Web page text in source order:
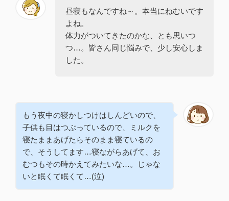
昼寝もなんですね～。本当にねむいです
よね。
体力がついてきたのかな、とも思いつ
つ…。皆さん同じ悩みで、少し安心しま
した。
もう夜中の寝かしつけはしんどいので、
子供も目はつぶっているので、ミルクを
寝たままあげたらそのまま寝ているの
で、そうしてます…寝ながらあげて、お
むつもその時かえてみたいな…。じゃな
いと眠くて眠くて…(泣)